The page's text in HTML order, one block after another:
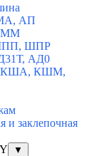
МА, АП
ШПР
АД0
КША, КШМ,
и заклепочная
▼